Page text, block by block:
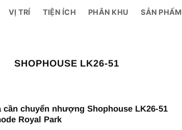
VỊ TRÍ TIỆN ÍCH PHÂN KHU SẢN PHẨM
SHOPHOUSE LK26-51
cần chuyển nhượng Shophouse LK26-51
Royal Park